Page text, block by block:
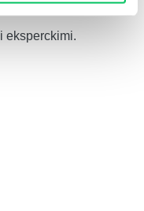
eksperckimi.